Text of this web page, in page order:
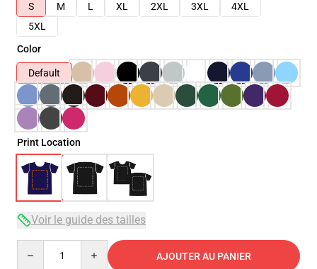
S
M L XL 2XL 3XL
4XL
5XL
Color
Default
Print Location
Voir le guide des tailles
AJOUTER AU PANIER